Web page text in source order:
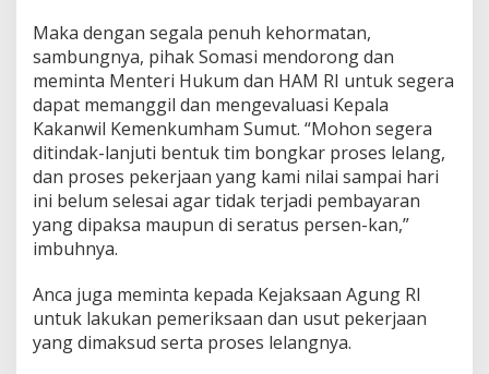
p
o
l
i
r
o
y
e
k
Maka dengan segala penuh kehormatan,
sambungnya, pihak Somasi mendorong dan
meminta Menteri Hukum dan HAM RI untuk segera
dapat memanggil dan mengevaluasi Kepala
Kakanwil Kemenkumham Sumut. “Mohon segera
ditindak-lanjuti bentuk tim bongkar proses lelang,
dan proses pekerjaan yang kami nilai sampai hari
ini belum selesai agar tidak terjadi pembayaran
yang dipaksa maupun di seratus persen-kan,”
imbuhnya.
Anca juga meminta kepada Kejaksaan Agung RI
untuk lakukan pemeriksaan dan usut pekerjaan
yang dimaksud serta proses lelangnya.